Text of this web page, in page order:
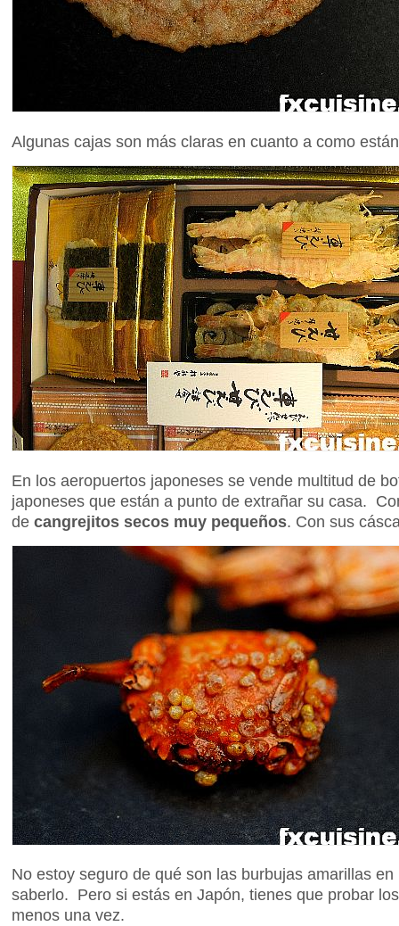
Algunas cajas son más claras en cuanto a como
En los aeropuertos japoneses se vende multitud de
japoneses que están a punto de extrañar su casa.
de cangrejitos secos muy pequeños. Con sus
No estoy seguro de qué son las burbujas amarillas
saberlo. Pero si estás en Japón, tienes que probar
menos una vez.